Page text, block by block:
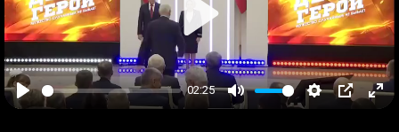
Play
02:25
Mute Settings
PIP
Play